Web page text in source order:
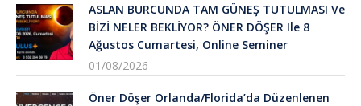
ASLAN BURCUNDA TAM GÜNEŞ TUTULMASI Ve
BİZİ NELER BEKLİYOR? ÖNER DÖŞER Ile 8
Ağustos Cumartesi, Online Seminer
01/08/2026
Öner Döşer Orlanda/Florida’da Düzenlenen